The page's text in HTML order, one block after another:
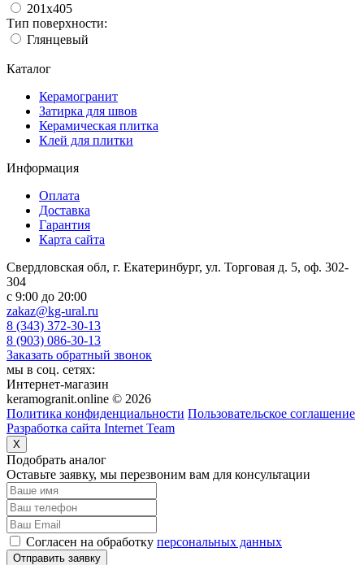
201x405
Тип поверхности:
Глянцевый
Каталог
Керамогранит
Затирка для швов
Керамическая плитка
Клей для плитки
Информация
Оплата
Доставка
Гарантия
Карта сайта
Свердловская обл, г. Екатеринбург, ул. Торговая д. 5, оф. 302-
304
c 9:00 до 20:00
zakaz@kg-ural.ru
8 (343) 372-30-13
8 (903) 086-30-13
Заказать обратный звонок
мы в соц. сетях:
Интернет-магазин
keramogranit.online © 2026
Политика конфиденциальности Пользовательское соглашение
Разработка сайта Internet Team
X
Подобрать аналог
Оставьте заявку, мы перезвоним вам для консультации
Согласен на обработку персональных данных
Отправить заявку